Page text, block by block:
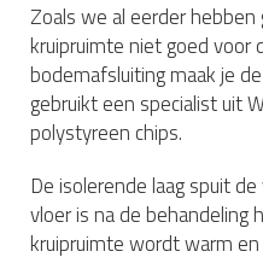
Zoals we al eerder
kruipruimte niet goed voor
bodemafsluiting maak je
gebruikt een specialist uit
polystyreen chips.
De isolerende laag spuit
vloer is na de behandeling
kruipruimte wordt warm